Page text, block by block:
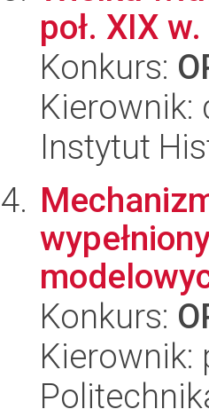
poł. XIX w.
Konkurs:
Kierownik:
Instytut
Konkurs:
Kierownik: